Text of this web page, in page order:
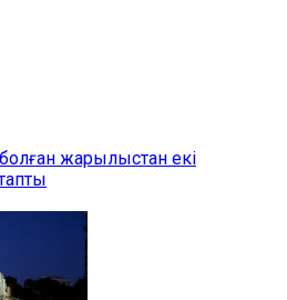
жарылыстан екі